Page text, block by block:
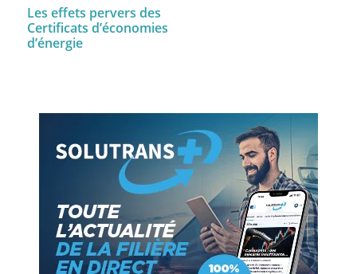
Les effets pervers des
Certificats d’économies
d’énergie